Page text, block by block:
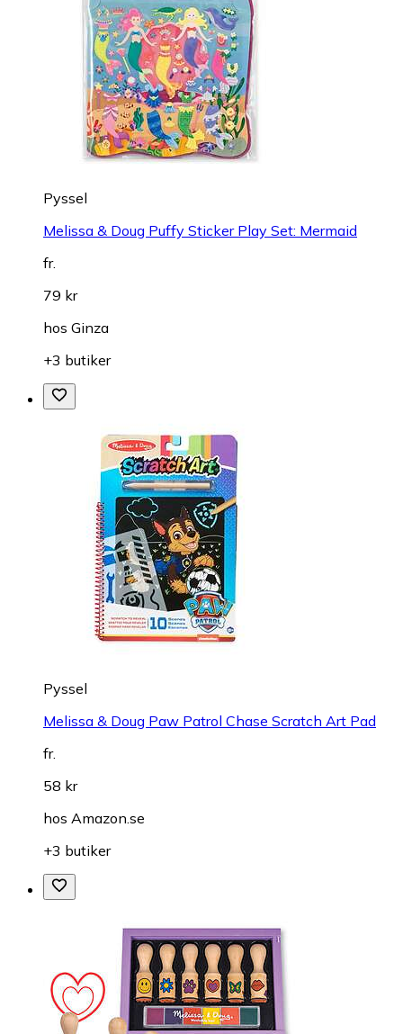
Pyssel
Melissa & Doug Puffy Sticker Play Set: Mermaid
fr.
79 kr
hos Ginza
+3 butiker
Pyssel
Melissa & Doug Paw Patrol Chase Scratch Art Pad
fr.
58 kr
hos Amazon.se
+3 butiker